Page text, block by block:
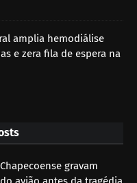
amplia hemodiálise
e zera fila de espera na
gravam